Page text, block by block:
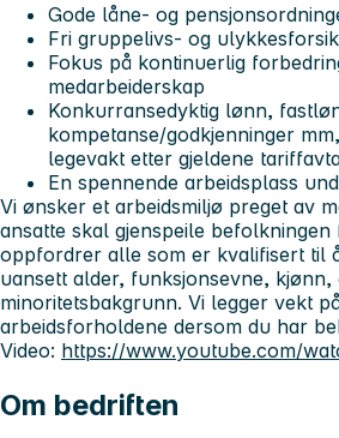
Gode låne- og
Fri gruppelivs- og
Fokus på kontinuerlig
medarbeiderskap
Konkurransedyktig lønn,
kompetanse/godkjenninger
legevakt etter gjeldene
En spennende arbeidsplass
Vi ønsker et arbeidsmiljø preget av
ansatte skal gjenspeile
oppfordrer alle som er kvalifisert til
uansett alder, funksjonsevne,
minoritetsbakgrunn. Vi legger vekt
arbeidsforholdene dersom du har
Video: https://www.youtube.com/
Om bedriften